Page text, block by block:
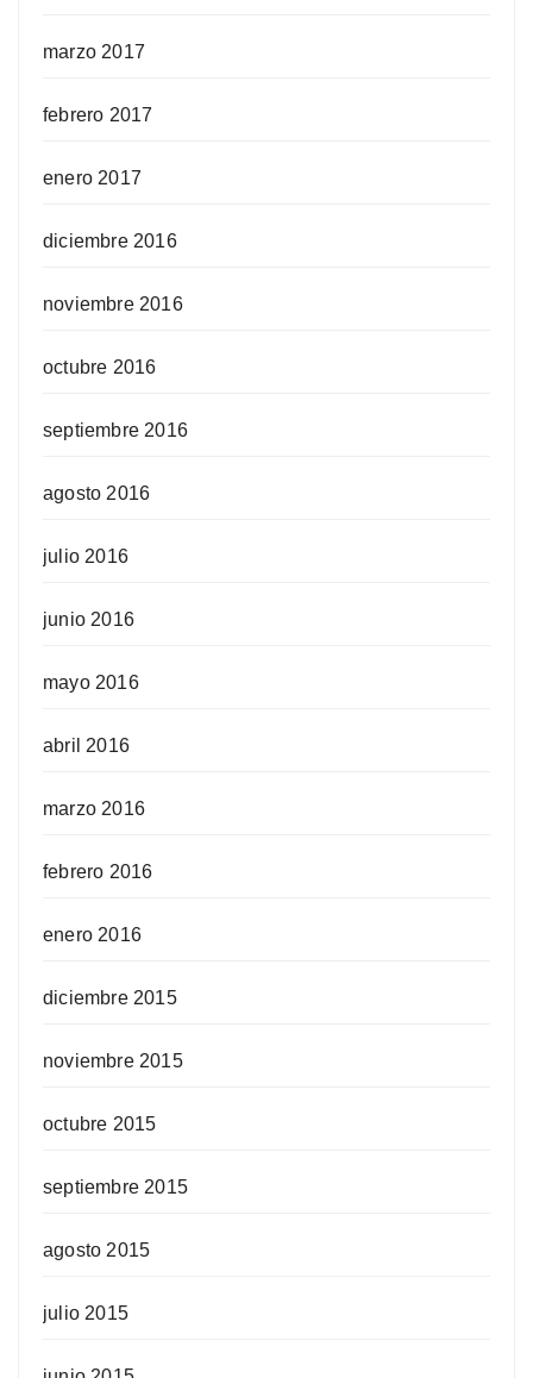
marzo 2017
febrero 2017
enero 2017
diciembre 2016
noviembre 2016
octubre 2016
septiembre 2016
agosto 2016
julio 2016
junio 2016
mayo 2016
abril 2016
marzo 2016
febrero 2016
enero 2016
diciembre 2015
noviembre 2015
octubre 2015
septiembre 2015
agosto 2015
julio 2015